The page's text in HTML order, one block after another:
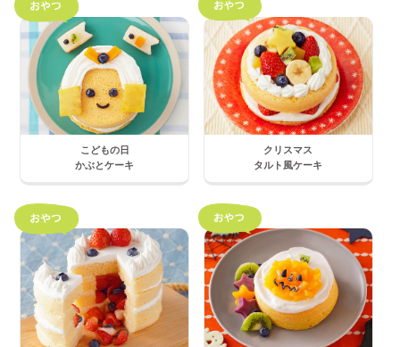
こどもの日
かぶとケーキ
クリスマス
タルト風ケーキ